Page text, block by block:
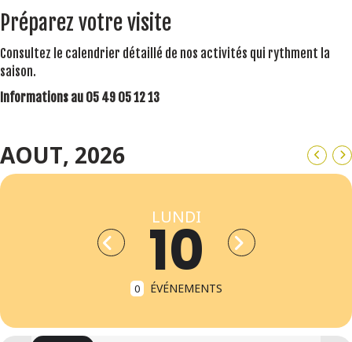
Préparez votre visite
Consultez le calendrier détaillé de nos activités qui rythment la
saison.
Informations au 05 49 05 12 13
AOUT, 2026
LUNDI
10
0 ÉVÉNEMENTS